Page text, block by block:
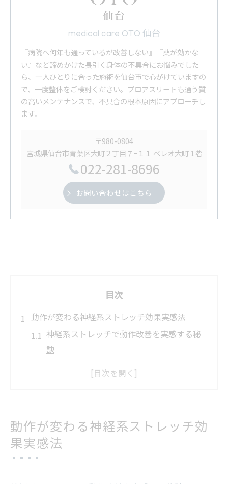
medical care OTO 仙台
『病院へ何年も通っているが改善しない』『薬が効かな
い』など諦めかけた長引く身体の不具合にお悩みでした
ら、一人ひとりに合った施術を仙台市で心がけていますの
で、一度整体をご検討ください。プロアスリートも通う質
の高いメンテナンスで、不具合の根本原因にアプローチし
ます。
〒980-0804
宮城県仙台市青葉区大町２丁目７−１１ ベレオ大町 1階
022-281-8696
お問い合わせはこちら
目次
動作が変わる神経系ストレッチ効果実感法
神経系ストレッチで動作改善を実感する秘
訣
神経系ストレッチの効果を最大限引き出す
解説
仙台で体感できる神経系ストレッチ最新事
仙台で姿勢改善を目指す神経系ストレッチの真
動作が変わる神経系ストレッチ効
果実感法